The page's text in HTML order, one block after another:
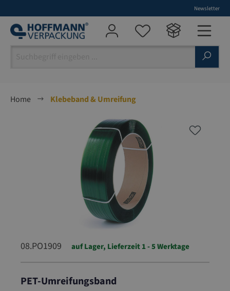
Newsletter
Home
Klebeband & Umreifung
Bildergalerie überspringen
08.PO1909 auf Lager, Lieferzeit 1 - 5 Werktage
PET-Umreifungsband